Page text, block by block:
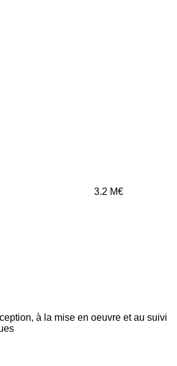
3.2 M€
à la mise en oeuvre et au suivi